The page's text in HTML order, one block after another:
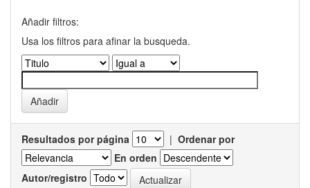
Añadir filtros:
Usa los filtros para afinar la busqueda.
Resultados por página | Ordenar por
En orden
Autor/registro